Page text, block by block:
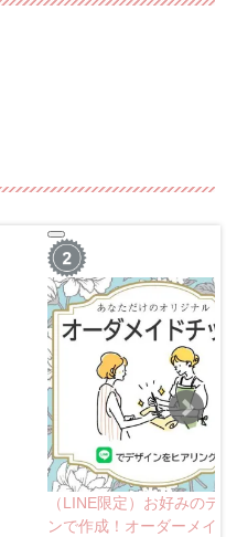
（LINE限定）お好みのデ
ンで作成！オーダーメイ